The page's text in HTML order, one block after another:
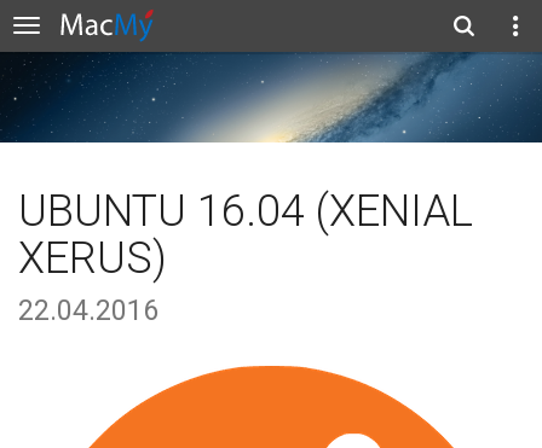
UBUNTU 16.04 (XENIAL
XERUS)
22.04.2016